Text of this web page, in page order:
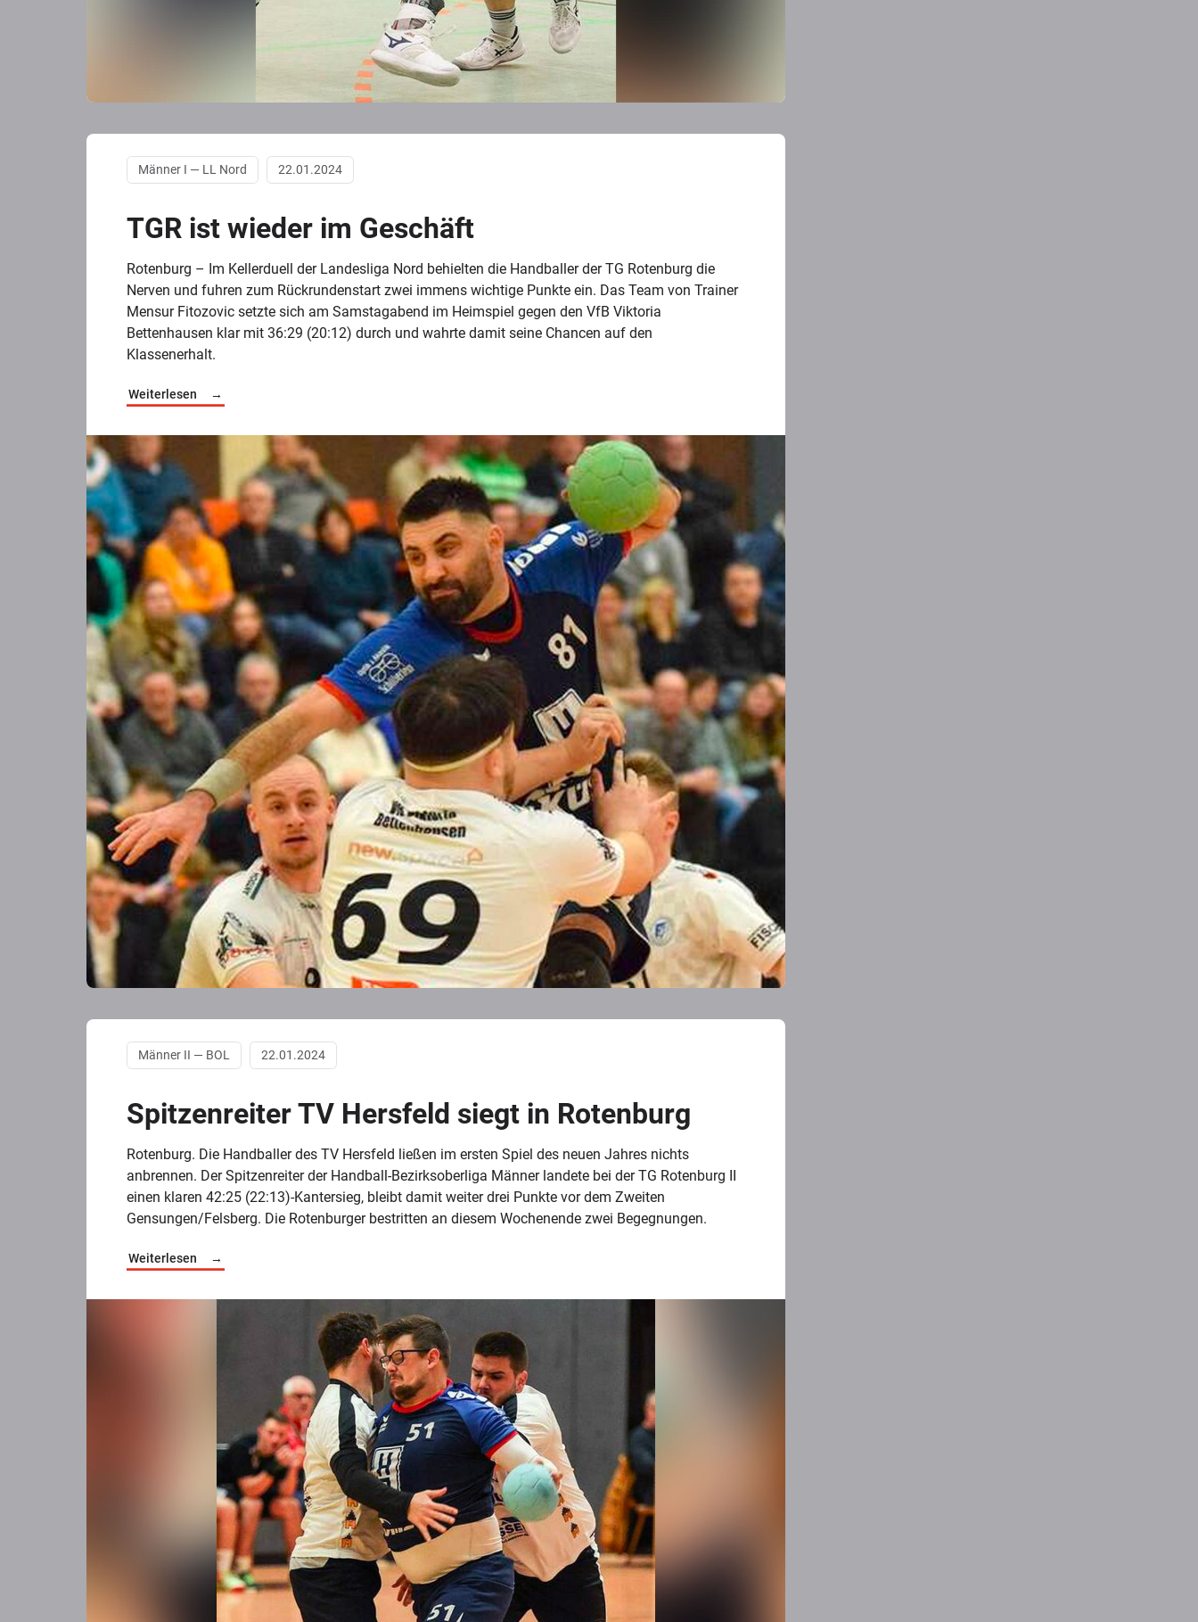
TGR ist wieder im Geschäft
Männer I — LL Nord 22.01.2024
Rotenburg – Im Kellerduell der Landesliga Nord behielten die Handballer der TG Rotenburg die
Nerven und fuhren zum Rückrundenstart zwei immens wichtige Punkte ein. Das Team von Trainer
Mensur Fitozovic setzte sich am Samstagabend im Heimspiel gegen den VfB Viktoria
Bettenhausen klar mit 36:29 (20:12) durch und wahrte damit seine Chancen auf den
Klassenerhalt.
Weiterlesen
Spitzenreiter TV Hersfeld siegt in Rotenburg
Männer II — BOL 22.01.2024
Rotenburg. Die Handballer des TV Hersfeld ließen im ersten Spiel des neuen Jahres nichts
anbrennen. Der Spitzenreiter der Handball-Bezirksoberliga Männer landete bei der TG Rotenburg II
einen klaren 42:25 (22:13)-Kantersieg, bleibt damit weiter drei Punkte vor dem Zweiten
Gensungen/Felsberg. Die Rotenburger bestritten an diesem Wochenende zwei Begegnungen.
Weiterlesen